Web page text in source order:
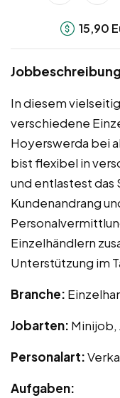
15,90
Jobbeschreibung
In diesem
verschiedene
Hoyerswerda bei
bist flexibel in
und entlastest
Kundenandrang
Einzelhändlern
Unterstützung im
Branche:
Jobarten: Minijob,
Personalart:
Aufgaben: